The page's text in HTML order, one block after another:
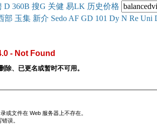
D 360B 搜G 关健 易LK 历史价格
部 玉集 新介 Sedo AF GD 101 Dy N Re Uni